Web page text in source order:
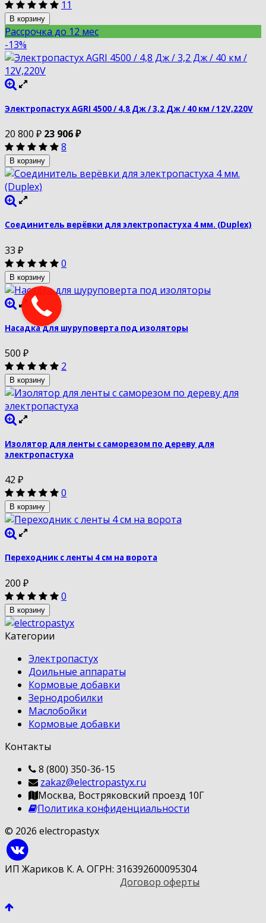
11
В корзину
Рассрочка до 12 мес
-13%
Электропастух AGRI 4500 / 4,8 Дж / 3,2 Дж / 40 км / 12V,220V
20 800 ₽ 23 906₽
8
В корзину
Соединитель верёвки для электропастуха 4 мм. (Duplex)
33 ₽
0
В корзину
Насадка для шуруповерта под изоляторы
500 ₽
2
В корзину
Изолятор для ленты с саморезом по дереву для
электропастуха
42 ₽
0
В корзину
Переходник с ленты 4 см на ворота
200 ₽
0
В корзину
Категории
Электропастух
Доильные аппараты
Кормовые добавки
Зернодробилки
Маслобойки
Кормовые добавки
Контакты
8 (800) 350-36-15
zakaz@electropastyx.ru
Москва, Востряковский проезд 10Г
Политика конфиденциальности
© 2026 electropastyx
ИП Жариков К. А. ОГРН: 316392600095304
Договор оферты